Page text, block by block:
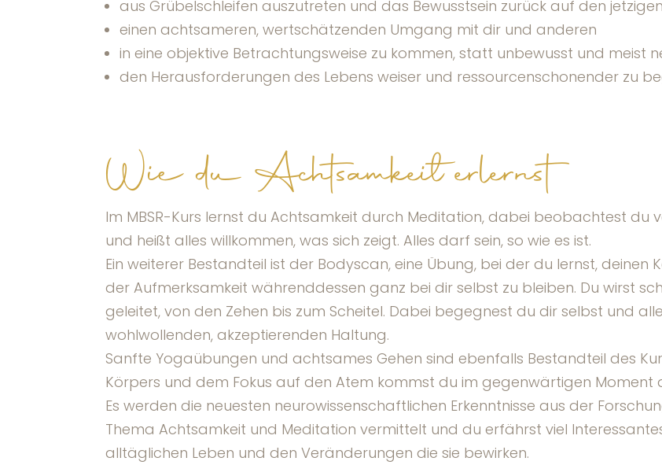
aus Grübelschleifen auszutreten und das Bewusstsein zurück auf den
einen achtsameren, wertschätzenden Umgang mit dir und anderen
in eine objektive Betrachtungsweise zu kommen, statt unbewusst und meist
den Herausforderungen des Lebens weiser und ressourcenschonender zu
Wie du Achtsamkeit erlernst
Im MBSR-Kurs lernst du Achtsamkeit durch Meditation, dabei beobachtest du
und heißt alles willkommen, was sich zeigt. Alles darf sein, so wie es ist.
Ein weiterer Bestandteil ist der Bodyscan, eine Übung, bei der du lernst,
der Aufmerksamkeit währenddessen ganz bei dir selbst zu bleiben. Du wirst
geleitet, von den Zehen bis zum Scheitel. Dabei begegnest du dir selbst und
wohlwollenden, akzeptierenden Haltung.
Sanfte Yogaübungen und achtsames Gehen sind ebenfalls Bestandteil des
Körpers und dem Fokus auf den Atem kommst du im gegenwärtigen Moment
Es werden die neuesten neurowissenschaftlichen Erkenntnisse aus der
Thema Achtsamkeit und Meditation vermittelt und du erfährst viel
alltäglichen Leben und den Veränderungen die sie bewirken.